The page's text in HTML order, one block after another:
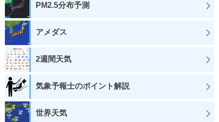
PM2.5分布予測
アメダス
2週間天気
気象予報士のポイント解説
世界天気